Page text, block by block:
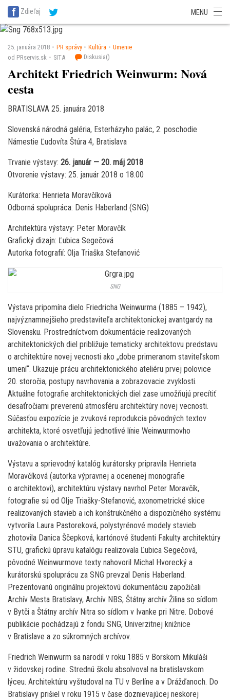
SITA Energetika
SITA Potravinárstvo
Zdieľaj MENU
25. januára 2018 PR správy Kultúra
Umenie
od PRservis.sk
SITA Diskusia()
Architekt Friedrich Weinwurm: Nová
cesta
BRATISLAVA 25. januára 2018
Slovenská národná galéria, Esterházyho palác, 2. poschodie
Námestie Ľudovíta Štúra 4, Bratislava
Trvanie výstavy: 26. január — 20. máj 2018
Otvorenie výstavy: 25. január 2018 o 18.00
Kurátorka: Henrieta Moravčíková
Odborná spolupráca: Denis Haberland (SNG)
Architektúra výstavy: Peter Moravčík
Grafický dizajn: Ľubica Segečová
Autorka fotografií: Olja Triaška Stefanović
SNG
Výstava pripomína dielo Friedricha Weinwurma (1885 – 1942),
najvýznamnejšieho predstaviteľa architektonickej avantgardy na
Slovensku. Prostredníctvom dokumentácie realizovaných
architektonických diel približuje tematicky architektovu predstavu
o architektúre novej vecnosti ako „dobe primeranom staviteľskom
umení“. Ukazuje prácu architektonického ateliéru prvej polovice
20. storočia, postupy navrhovania a zobrazovacie zvyklosti.
Aktuálne fotografie architektonických diel zase umožňujú precítiť
desaťročiami preverenú atmosféru architektúry novej vecnosti.
Súčasťou expozície je zvuková reprodukcia pôvodných textov
architekta, ktoré osvetľujú jednotlivé línie Weinwurmovho
uvažovania o architektúre.
Výstavu a sprievodný katalóg kurátorsky pripravila Henrieta
Moravčíková (autorka výpravnej a ocenenej monografie
o architektovi), architektúru výstavy navrhol Peter Moravčík,
fotografie sú od Olje Triašky-Stefanović, axonometrické skice
realizovaných stavieb a ich konštrukčného a dispozičného systému
vytvorila Laura Pastoreková, polystyrénové modely stavieb
zhotovila Danica Ščepková, kartónové študenti Fakulty architektúry
STU, grafickú úpravu katalógu realizovala Ľubica Segečová,
pôvodné Weinwurmove texty nahovoril Michal Hvorecký a
kurátorskú spoluprácu za SNG prevzal Denis Haberland.
Prezentovanú originálnu projektovú dokumentáciu zapožičali
Archív Mesta Bratislavy, Archív NBS, Štátny archív Žilina so sídlom
v Bytči a Štátny archív Nitra so sídlom v Ivanke pri Nitre. Dobové
publikácie pochádzajú z fondu SNG, Univerzitnej knižnice
v Bratislave a zo súkromných archívov.
Friedrich Weinwurm sa narodil v roku 1885 v Borskom Mikuláši
v židovskej rodine. Strednú školu absolvoval na bratislavskom
lýceu. Architektúru vyštudoval na TU v Berlíne a v Drážďanoch. Do
Bratislavy prišiel v roku 1915 v čase doznievajúcej neskorej